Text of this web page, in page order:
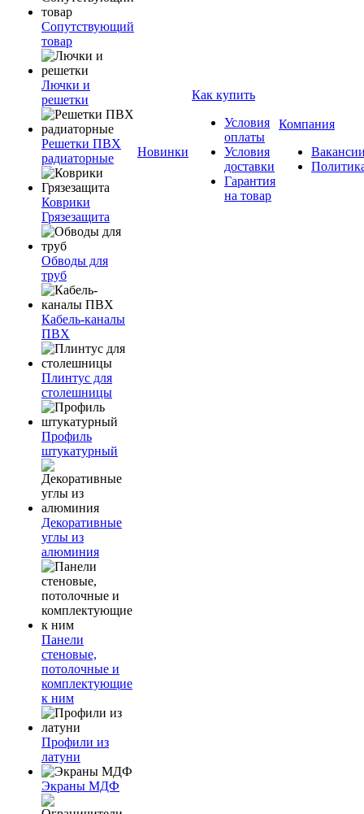
Сопутствующий
товар
Лючки и
решетки
Решетки ПВХ
радиаторные
Коврики
Грязезащита
Обводы для
труб
Кабель-каналы
ПВХ
Плинтус для
столешницы
Профиль
штукатурный
Декоративные
углы из
алюминия
Панели
стеновые,
потолочные и
комплектующие
к ним
Профили из
латуни
Экраны МДФ
Новинки
Как купить
Условия
оплаты
Условия
доставки
Гарантия
на товар
Компания